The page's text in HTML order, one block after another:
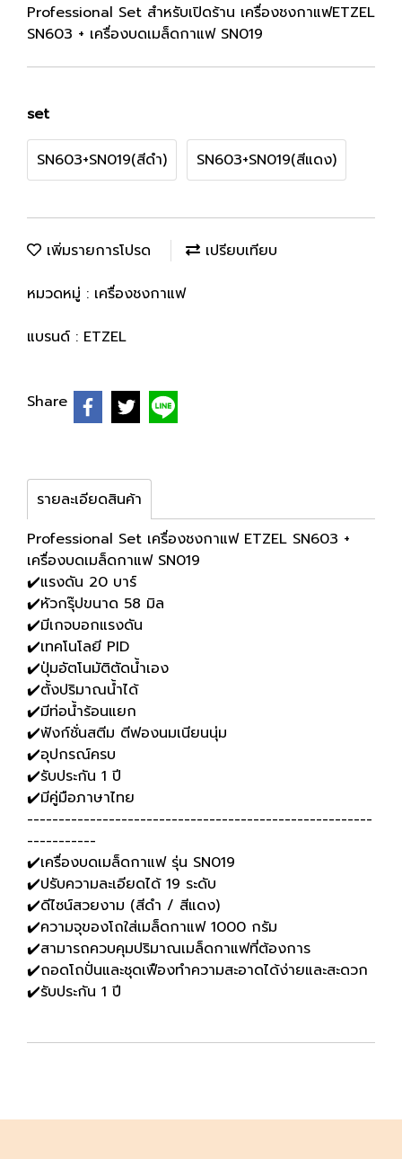
Professional Set สำหรับเปิดร้าน เครื่องชงกาแฟETZEL
SN603 + เครื่องบดเมล็ดกาแฟ SN019
set
SN603+SN019(สีดำ) SN603+SN019(สีแดง)
เพิ่มรายการโปรด
เปรียบเทียบ
หมวดหมู่ : เครื่องชงกาแฟ
แบรนด์ : ETZEL
Share
รายละเอียดสินค้า
Professional Set เครื่องชงกาแฟ ETZEL SN603 +
เครื่องบดเมล็ดกาแฟ SN019
✔️แรงดัน 20 บาร์
✔️หัวกรุ๊ปขนาด 58 มิล
✔️มีเกจบอกแรงดัน
✔️เทคโนโลยี PID
✔️ปุ่มอัตโนมัติตัดน้ำเอง
✔️ตั้งปริมาณน้ำได้
✔️มีท่อน้ำร้อนแยก
✔️ฟังก์ชั่นสตีม ตีฟองนมเนียนนุ่ม
✔️อุปกรณ์ครบ
✔️รับประกัน 1 ปี
✔️มีคู่มือภาษาไทย
-------------------------------------------------------
-----------
✔️เครื่องบดเมล็ดกาแฟ รุ่น SN019
✔️ปรับความละเอียดได้ 19 ระดับ
✔️ดีไซน์สวยงาม (สีดำ / สีแดง)
✔️ความจุของโถใส่เมล็ดกาแฟ 1000 กรัม
✔️สามารถควบคุมปริมาณเมล็ดกาแฟที่ต้องการ
✔️ถอดโถปั่นและชุดเฟืองทำความสะอาดได้ง่ายและสะดวก
✔️รับประกัน 1 ปี